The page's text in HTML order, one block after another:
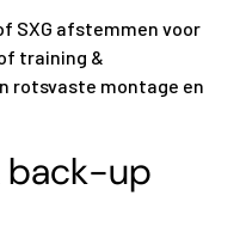
SXG afstemmen voor
training &
rotsvaste montage en
back-up